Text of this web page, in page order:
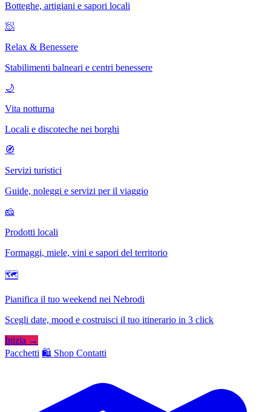
Botteghe, artigiani e sapori locali
🧖
Relax & Benessere
Stabilimenti balneari e centri benessere
🌙
Vita notturna
Locali e discoteche nei borghi
🧭
Servizi turistici
Guide, noleggi e servizi per il viaggio
🧀
Prodotti locali
Formaggi, miele, vini e sapori del territorio
🗺
Pianifica il tuo weekend nei Nebrodi
Scegli date, mood e costruisci il tuo itinerario in 3 click
Inizia →
Pacchetti 🛍️ Shop Contatti